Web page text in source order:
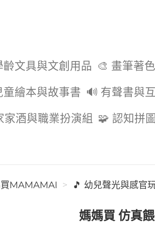
文具與文創用品 🎨 畫筆著
童繪本與故事書 🔊 有聲書與
家酒與職業扮演組 🧩 認知拼
MAMAMAI 🎵 幼兒聲光與感官
媽媽買 仿真